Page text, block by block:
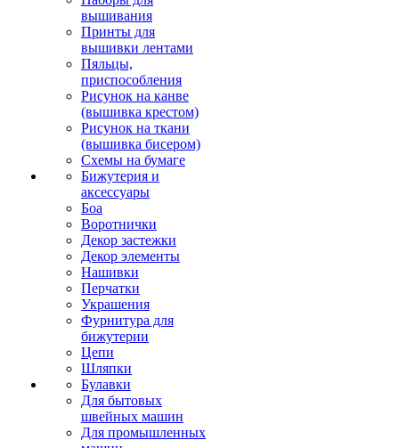
вышивания
Принты для
вышивки лентами
Пяльцы,
приспособления
Рисунок на канве
(вышивка крестом)
Рисунок на ткани
(вышивка бисером)
Схемы на бумаге
Бижутерия и
аксессуары
Боа
Воротнички
Декор застежки
Декор элементы
Нашивки
Перчатки
Украшения
Фурнитура для
бижутерии
Цепи
Шляпки
Булавки
Для бытовых
швейных машин
Для промышленных